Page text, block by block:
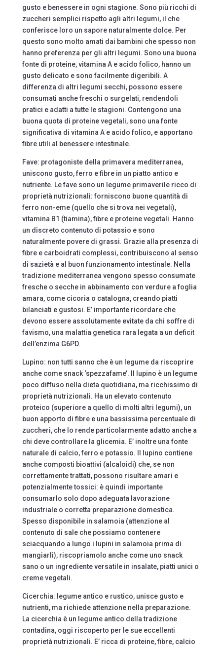
gusto e benessere in ogni stagione. Sono più ricchi di
zuccheri semplici rispetto agli altri legumi, il che
conferisce loro un sapore naturalmente dolce. Per
questo sono molto amati dai bambini che spesso non
hanno preferenza per gli altri legumi. Sono una buona
fonte di proteine, vitamina A e acido folico, hanno un
gusto delicato e sono facilmente digeribili. A
differenza di altri legumi secchi, possono essere
consumati anche freschi o surgelati, rendendoli
pratici e adatti a tutte le stagioni. Contengono una
buona quota di proteine vegetali, sono una fonte
significativa di vitamina A e acido folico, e apportano
fibre utili al benessere intestinale.
Fave: protagoniste della primavera mediterranea,
uniscono gusto, ferro e fibre in un piatto antico e
nutriente. Le fave sono un legume primaverile ricco di
proprietà nutrizionali: forniscono buone quantità di
ferro non-eme (quello che si trova nei vegetali),
vitamina B1 (tiamina), fibre e proteine vegetali. Hanno
un discreto contenuto di potassio e sono
naturalmente povere di grassi. Grazie alla presenza di
fibre e carboidrati complessi, contribuiscono al senso
di sazietà e al buon funzionamento intestinale. Nella
tradizione mediterranea vengono spesso consumate
fresche o secche in abbinamento con verdure a foglia
amara, come cicoria o catalogna, creando piatti
bilanciati e gustosi. E’ importante ricordare che
devono essere assolutamente evitate da chi soffre di
favismo, una malattia genetica rara legata a un deficit
dell’enzima G6PD.
Lupino: non tutti sanno che è un legume da riscoprire
anche come snack ‘spezzafame’. Il lupino è un legume
poco diffuso nella dieta quotidiana, ma ricchissimo di
proprietà nutrizionali. Ha un elevato contenuto
proteico (superiore a quello di molti altri legumi), un
buon apporto di fibre e una bassissima percentuale di
zuccheri, che lo rende particolarmente adatto anche a
chi deve controllare la glicemia. E’ inoltre una fonte
naturale di calcio, ferro e potassio. Il lupino contiene
anche composti bioattivi (alcaloidi) che, se non
correttamente trattati, possono risultare amari e
potenzialmente tossici: è quindi importante
consumarlo solo dopo adeguata lavorazione
industriale o corretta preparazione domestica.
Spesso disponibile in salamoia (attenzione al
contenuto di sale che possiamo contenere
sciacquando a lungo i lupini in salamoia prima di
mangiarli), riscopriamolo anche come uno snack
sano o un ingrediente versatile in insalate, piatti unici o
creme vegetali.
Cicerchia: legume antico e rustico, unisce gusto e
nutrienti, ma richiede attenzione nella preparazione.
La cicerchia è un legume antico della tradizione
contadina, oggi riscoperto per le sue eccellenti
proprietà nutrizionali. E’ ricca di proteine, fibre, calcio